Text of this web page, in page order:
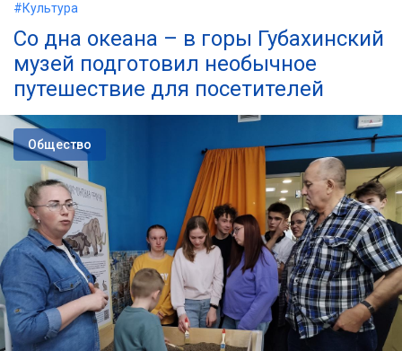
#Культура
Со дна океана – в горы Губахинский
музей подготовил необычное
путешествие для посетителей
Общество